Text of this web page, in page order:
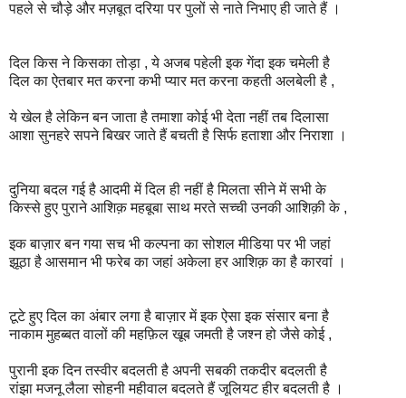
पहले से चौड़े और मज़बूत दरिया पर पुलों से नाते निभाए ही जाते हैं ।
दिल किस ने किसका तोड़ा , ये अजब पहेली इक गेंदा इक चमेली है
दिल का ऐतबार मत करना कभी प्यार मत करना कहती अलबेली है ,
ये खेल है लेकिन बन जाता है तमाशा कोई भी देता नहीं तब दिलासा
आशा सुनहरे सपने बिखर जाते हैं बचती है सिर्फ हताशा और निराशा ।
दुनिया बदल गई है आदमी में दिल ही नहीं है मिलता सीने में सभी के
किस्से हुए पुराने आशिक़ महबूबा साथ मरते सच्ची उनकी आशिक़ी के ,
इक बाज़ार बन गया सच भी कल्पना का सोशल मीडिया पर भी जहां
झूठा है आसमान भी फरेब का जहां अकेला हर आशिक़ का है कारवां ।
टूटे हुए दिल का अंबार लगा है बाज़ार में इक ऐसा इक संसार बना है
नाकाम मुहब्बत वालों की महफ़िल खूब जमती है जश्न हो जैसे कोई ,
पुरानी इक दिन तस्वीर बदलती है अपनी सबकी तकदीर बदलती है
रांझा मजनू लैला सोहनी महीवाल बदलते हैं जूलियट हीर बदलती है ।